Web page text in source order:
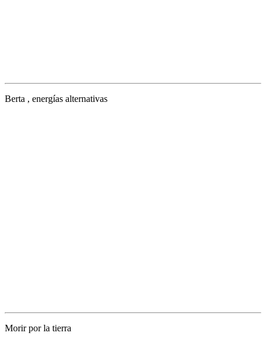
Berta , energías alternativas
Morir por la tierra